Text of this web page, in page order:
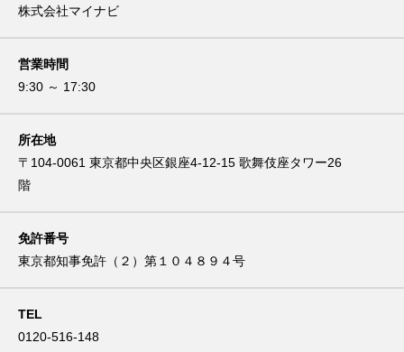
株式会社マイナビ
営業時間
9:30 ～ 17:30
所在地
〒104-0061 東京都中央区銀座4-12-15 歌舞伎座タワー26
階
免許番号
東京都知事免許（２）第１０４８９４号
TEL
0120-516-148